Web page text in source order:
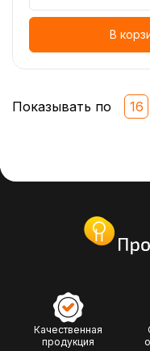
В
Показывать по 16
Качественная
продукция